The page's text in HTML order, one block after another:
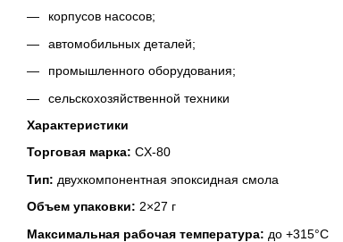
корпусов насосов;
автомобильных деталей;
промышленного оборудования;
сельскохозяйственной техники
Характеристики
Торговая марка: CX-80
Тип: двухкомпонентная эпоксидная смола
Объем упаковки: 2×27 г
Максимальная рабочая температура: до +315°C